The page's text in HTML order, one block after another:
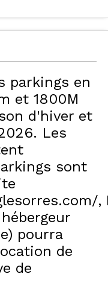
parkings en
et 1800M
d'hiver et
Les
sont
pourra
de
de